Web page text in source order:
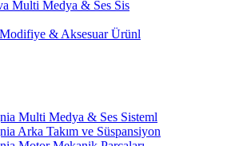
Multi Medya & Ses Sis
& Aksesuar Ürünl
Multi Medya & Ses Sisteml
Arka Takım ve Süspansiyon